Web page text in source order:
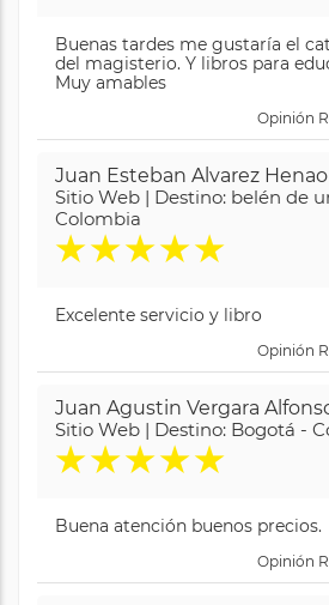
Buenas tardes me gustaría el
del magisterio. Y libros para
Muy amables
Opinión
Juan Esteban Alvarez Henao
Sitio Web | Destino: belén de
Colombia
★★★★★
Excelente servicio y libro
Opinión
Juan Agustin Vergara
Sitio Web | Destino: Bogotá -
★★★★★
Buena atención buenos precios.
Opinión